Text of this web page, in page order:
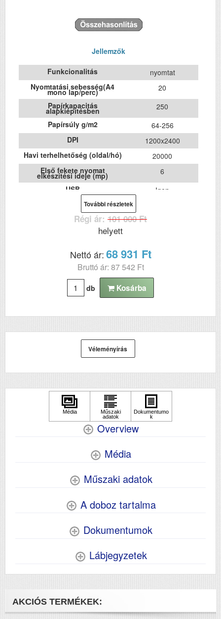
Jellemzők
Funkcionalitás
nyomtat
Nyomtatási sebesség(A4
mono lap/perc)
20
Papírkapacitás
alapkiépítésben
250
Papírsúly g/m2
64-256
DPI
1200x2400
Havi terhelhetőség (oldal/hó)
20000
Első fekete nyomat
elkészítési ideje (mp)
6
USB
Igen
Duplex
Szín
Súly (kg)
Papír méret
Technológia
Hálozat
További részletek
Régi ár: 101 000 Ft
helyett
Nettó ár:68 931 Ft
Bruttó ár: 87 542 Ft
db Kosárba
Véleményírás
Overview
Média
Műszaki adatok
A doboz tartalma
Dokumentumok
Lábjegyzetek
AKCIÓS TERMÉKEK: